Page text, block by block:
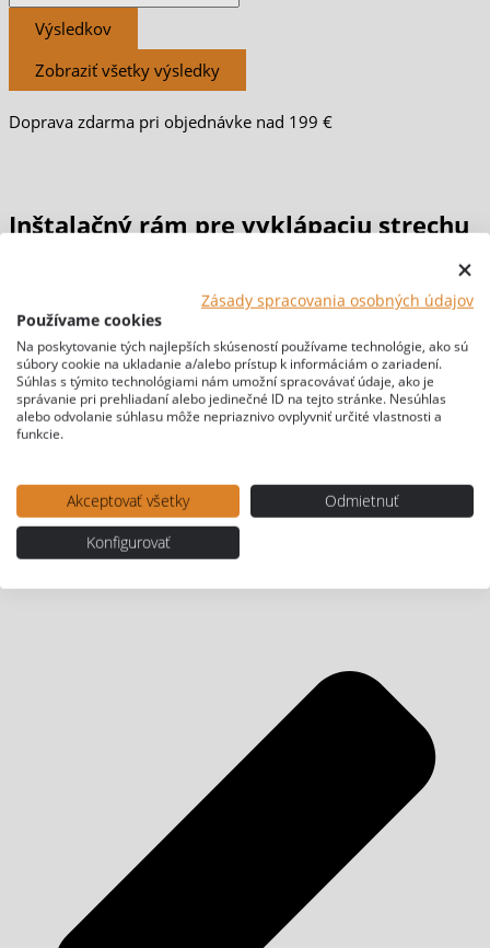
Výsledkov
Zobraziť všetky výsledky
Doprava zdarma pri objednávke nad 199 €
Inštalačný rám pre vyklápaciu strechu
Domov PRESTAVBY & MATERIÁLY /
Spacie zdvíhacie
strechy/ Inštalačný rám pre vyklápaciu strechu pre Hyundai
H1
[br-wapl-all]
Zásady spracovania osobných údajov
Používame cookies
Na poskytovanie tých najlepších skúseností používame technológie, ako sú
súbory cookie na ukladanie a/alebo prístup k informáciám o zariadení.
Súhlas s týmito technológiami nám umožní spracovávať údaje, ako je
správanie pri prehliadaní alebo jedinečné ID na tejto stránke. Nesúhlas
alebo odvolanie súhlasu môže nepriaznivo ovplyvniť určité vlastnosti a
funkcie.
Akceptovať všetky
Odmietnuť
Konfigurovať